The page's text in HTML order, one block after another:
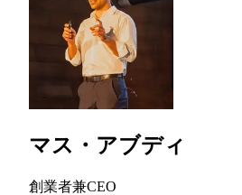
マス・アブディ
創業者兼CEO